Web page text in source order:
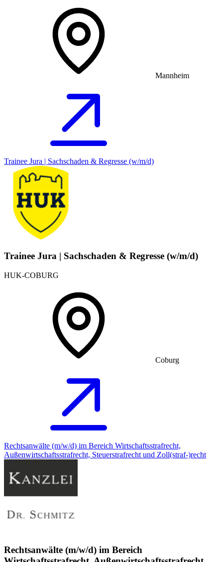
Mannheim
Trainee Jura | Sachschaden & Regresse (w/m/d)
Trainee Jura | Sachschaden & Regresse (w/m/d)
HUK-COBURG
Coburg
Rechtsanwälte (m/w/d) im Bereich Wirtschaftsstrafrecht,
Außenwirtschaftsstrafrecht, Steuerstrafrecht und Zoll(straf-)recht
Rechtsanwälte (m/w/d) im Bereich